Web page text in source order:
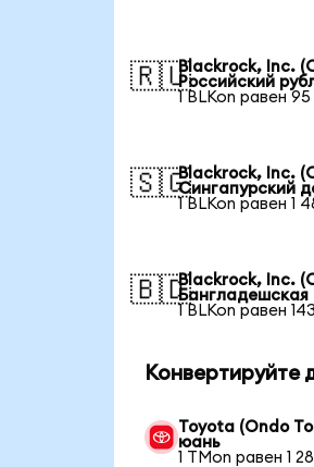
🇷🇺Blackrock, Inc.
Российский
1 BLKon равен 95
🇸🇬Blackrock, Inc.
Сингапурский
1 BLKon равен 1
🇧🇩Blackrock, Inc.
Бангладешская
1 BLKon равен
Конвертируйте
Toyota (Ondo
юань
1 TMon равен 1